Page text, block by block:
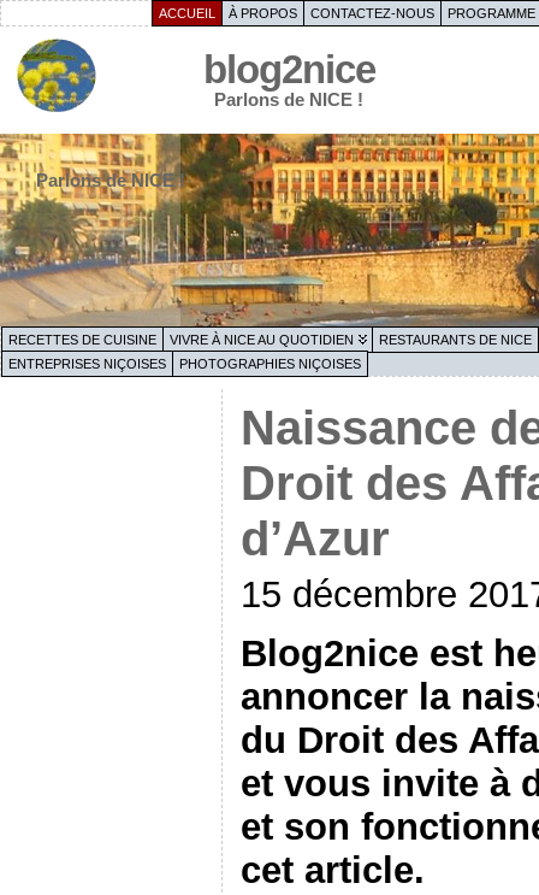
ACCUEIL À PROPOS CONTACTEZ-NOUS PROGRAMME
blog2nice
Parlons de NICE !
Parlons de NICE !
RECETTES DE CUISINE VIVRE À NICE AU QUOTIDIEN
RESTAURANTS DE NICE
ENTREPRISES NIÇOISES
PHOTOGRAPHIES NIÇOISES
Naissance
Droit des
d’Azur
15 décembre
Blog2nice est
annoncer la
du Droit des
et vous invite à
et son
cet article.